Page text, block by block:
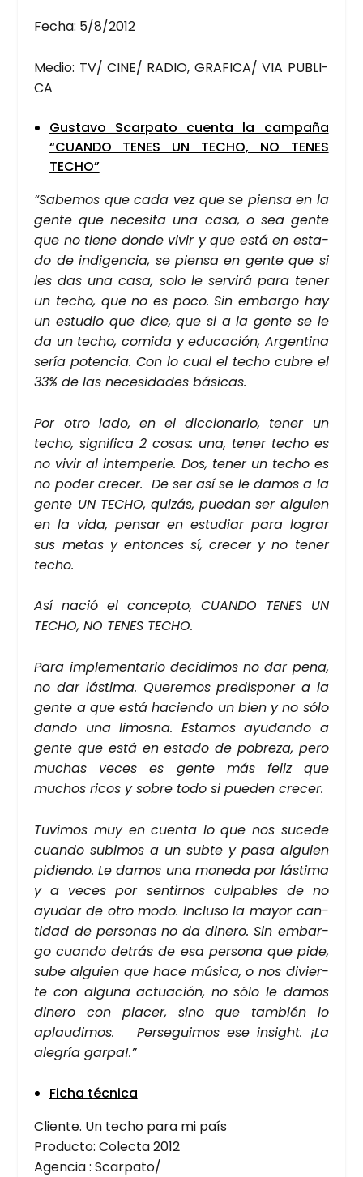
Fecha: 5/8/2012
Medio: TV/ CINE/ RADIO, GRAFICA/ VIA PUBLI­
CA
Gus­ta­vo Scar­pa­to cuen­ta la cam­pa­ña
“CUAN­DO TENES UN TECHO, NO TENES
TECHO”
“Sabe­mos que cada vez que se pien­sa en la
gen­te que nece­si­ta una casa, o sea gen­te
que no tie­ne don­de vivir y que está en esta­
do de indi­gen­cia, se pien­sa en gen­te que si
les das una casa, solo le ser­vi­rá para tener
un techo, que no es poco. Sin embar­go hay
un estu­dio que dice, que si a la gen­te se le
da un techo, comi­da y edu­ca­ción, Argen­ti­na
sería poten­cia. Con lo cual el techo cubre el
33% de las nece­si­da­des bási­cas.
Por otro lado, en el dic­cio­na­rio, tener un
techo, sig­ni­fi­ca 2 cosas: una, tener techo es
no vivir al intem­pe­rie. Dos, tener un techo es
no poder cre­cer. De ser así se le damos a la
gen­te UN TECHO, qui­zás, pue­dan ser alguien
en la vida, pen­sar en estu­diar para lograr
sus metas y enton­ces sí, cre­cer y no tener
techo.
Así nació el con­cep­to, CUAN­DO TENES UN
TECHO, NO TENES TECHO.
Para imple­men­tar­lo deci­di­mos no dar pena,
no dar lás­ti­ma. Que­re­mos pre­dis­po­ner a la
gen­te a que está hacien­do un bien y no sólo
dan­do una limos­na. Esta­mos ayu­dan­do a
gen­te que está en esta­do de pobre­za, pero
muchas veces es gen­te más feliz que
muchos ricos y sobre todo si pue­den cre­cer.
Tuvi­mos muy en cuen­ta lo que nos suce­de
cuan­do subimos a un sub­te y pasa alguien
pidien­do. Le damos una mone­da por lás­ti­ma
y a veces por sen­tir­nos cul­pa­bles de no
ayu­dar de otro modo. Inclu­so la mayor can­
ti­dad de per­so­nas no da dine­ro. Sin embar­
go cuan­do detrás de esa per­so­na que pide,
sube alguien que hace músi­ca, o nos divier­
te con algu­na actua­ción, no sólo le damos
dine­ro con pla­cer, sino que tam­bién lo
aplau­di­mos. Per­se­gui­mos ese insight. ¡La
ale­gría gar­pa!.”
Ficha téc­ni­ca
Clien­te. Un techo para mi país
Pro­duc­to: Colec­ta 2012
Agen­cia : Scarpato/